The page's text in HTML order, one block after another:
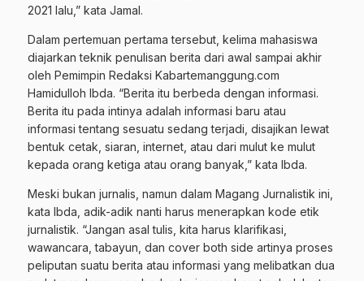
2021 lalu,” kata Jamal.
Dalam pertemuan pertama tersebut, kelima mahasiswa
diajarkan teknik penulisan berita dari awal sampai akhir
oleh Pemimpin Redaksi Kabartemanggung.com
Hamidulloh Ibda. “Berita itu berbeda dengan informasi.
Berita itu pada intinya adalah informasi baru atau
informasi tentang sesuatu sedang terjadi, disajikan lewat
bentuk cetak, siaran, internet, atau dari mulut ke mulut
kepada orang ketiga atau orang banyak,” kata Ibda.
Meski bukan jurnalis, namun dalam Magang Jurnalistik ini,
kata Ibda, adik-adik nanti harus menerapkan kode etik
jurnalistik. “Jangan asal tulis, kita harus klarifikasi,
wawancara, tabayun, dan cover both side artinya proses
peliputan suatu berita atau informasi yang melibatkan dua